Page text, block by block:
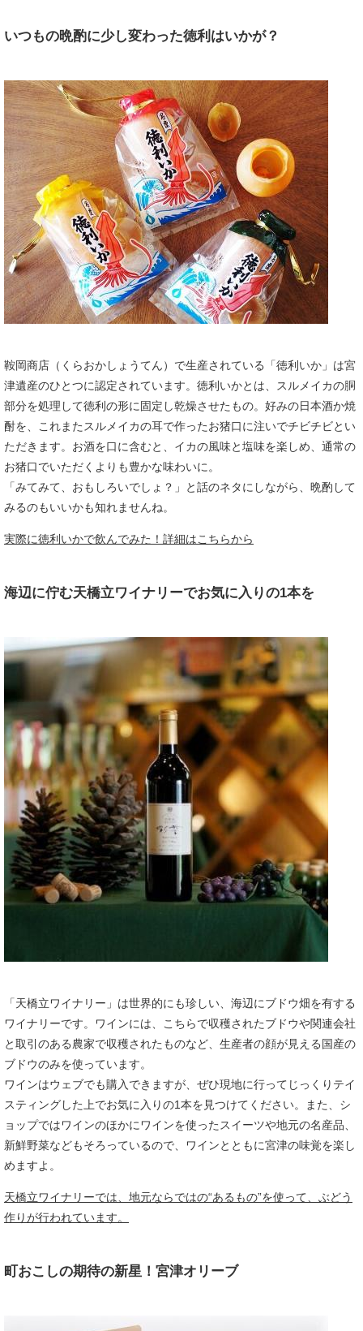
いつもの晩酌に少し変わった徳利はいかが？
鞍岡商店（くらおかしょうてん）で生産されている「徳利いか」は宮
津遺産のひとつに認定されています。徳利いかとは、スルメイカの胴
部分を処理して徳利の形に固定し乾燥させたもの。好みの日本酒か焼
酎を、これまたスルメイカの耳で作ったお猪口に注いでチビチビとい
ただきます。お酒を口に含むと、イカの風味と塩味を楽しめ、通常の
お猪口でいただくよりも豊かな味わいに。
「みてみて、おもしろいでしょ？」と話のネタにしながら、晩酌して
みるのもいいかも知れませんね。
実際に徳利いかで飲んでみた！詳細はこちらから
海辺に佇む天橋立ワイナリーでお気に入りの1本を
「天橋立ワイナリー」は世界的にも珍しい、海辺にブドウ畑を有する
ワイナリーです。ワインには、こちらで収穫されたブドウや関連会社
と取引のある農家で収穫されたものなど、生産者の顔が見える国産の
ブドウのみを使っています。
ワインはウェブでも購入できますが、ぜひ現地に行ってじっくりテイ
スティングした上でお気に入りの1本を見つけてください。また、シ
ョップではワインのほかにワインを使ったスイーツや地元の名産品、
新鮮野菜などもそろっているので、ワインとともに宮津の味覚を楽し
めますよ。
天橋立ワイナリーでは、地元ならではの“あるもの”を使って、ぶどう
作りが行われています。
町おこしの期待の新星！宮津オリーブ